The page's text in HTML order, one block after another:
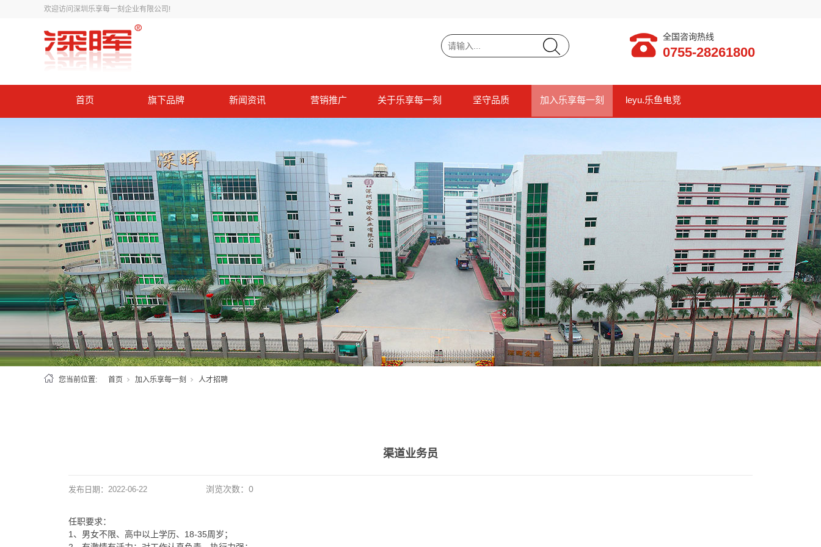
欢迎访问深圳乐享每一刻企业有限公司!
全国咨询热线
0755-28261800
首页 旗下品牌 新闻资讯 营销推广 关于乐享每一刻 坚守品质 加入乐享每一刻 leyu.乐鱼电竞
您当前位置: 首页 加入乐享每一刻 人才招聘
渠道业务员
发布日期： 2022-06-22 浏览次数： 0
任职要求：
1 、男女不限、高中以上学历、 18-35周岁；